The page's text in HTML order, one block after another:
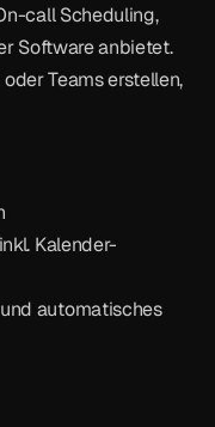
call Scheduling,
Software anbietet.
Teams erstellen,
Kalender-
automatisches